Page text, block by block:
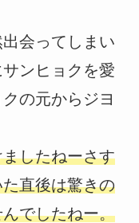
会ってしまい
ンヒョクを愛
の元からジヨ
したねーさす
直後は驚きの
でしたねー。